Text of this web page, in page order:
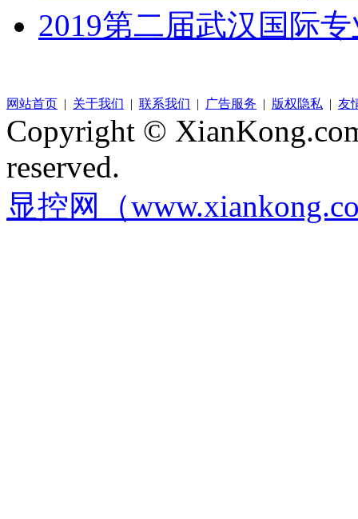
2019第二届武汉国际
网站首页 | 关于我们 | 联系我们 | 广告服务 | 版权隐私 | 友
Copyright ©
reserved.
显控网（